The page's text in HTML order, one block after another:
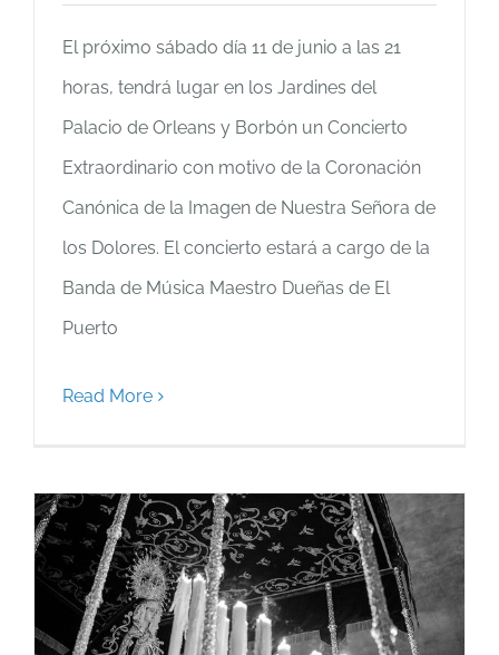
El próximo sábado día 11 de junio a las 21
horas, tendrá lugar en los Jardines del
Palacio de Orleans y Borbón un Concierto
Extraordinario con motivo de la Coronación
Canónica de la Imagen de Nuestra Señora de
los Dolores. El concierto estará a cargo de la
Banda de Música Maestro Dueñas de El
Puerto
Read More
Pablo Ojeda, Javier Sicre y
Javier Alonso componen tres
nuevas marchas con motivo
de la Coronación Canónica